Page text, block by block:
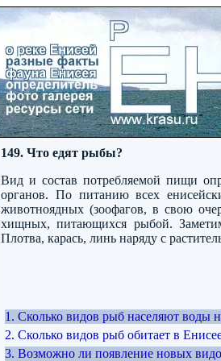
149. Что едят рыбы?
Вид и состав потребляемой пищи
органов. По питанию всех
животноядных (зоофагов, в свою
хищных, питающихся рыбой.
Плотва, карась, линь наряду с
1. Сколько видов рыб населяют воды
2. Сколько видов рыб обитает в
3. Возможно ли появление новых